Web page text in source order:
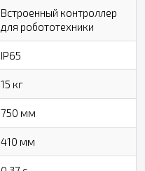
Встроенный контроллер
для робототехники
IP65
15 кг
750 мм
410 мм